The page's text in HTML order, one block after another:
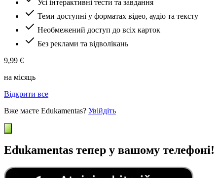
Усі інтерактивні тести та завдання
Теми доступні у форматах відео, аудіо та тексту
Необмежений доступ до всіх карток
Без реклами та відволікань
9,99 €
на місяць
Відкрити все
Вже маєте Edukamentas? Увійдіть
Edukamentas тепер у вашому телефоні!